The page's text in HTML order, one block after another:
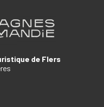
de Flers